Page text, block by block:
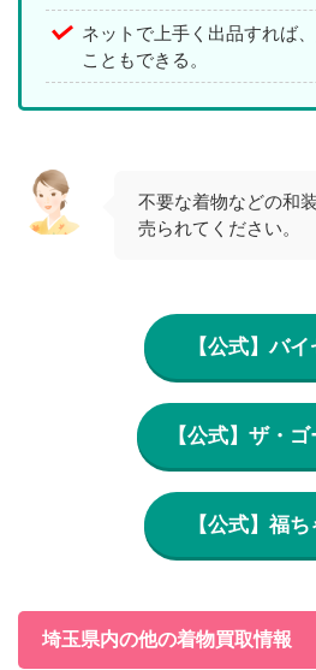
ネットで上手く出品すれば
こともできる。
不要な着物などの和
売られてください。
【公式】バ
【公式】ザ・
【公式】福
埼玉県内の他の着物買取情報